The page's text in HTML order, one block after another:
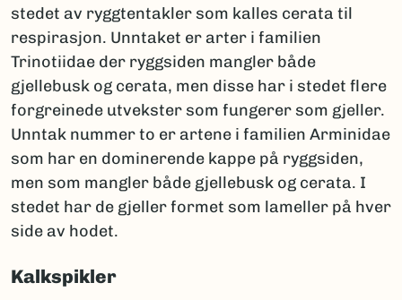
stedet av ryggtentakler som kalles cerata til
respirasjon. Unntaket er arter i familien
Trinotiidae der ryggsiden mangler både
gjellebusk og cerata, men disse har i stedet flere
forgreinede utvekster som fungerer som gjeller.
Unntak nummer to er artene i familien Arminidae
som har en dominerende kappe på ryggsiden,
men som mangler både gjellebusk og cerata. I
stedet har de gjeller formet som lameller på hver
side av hodet.
Kalkspikler